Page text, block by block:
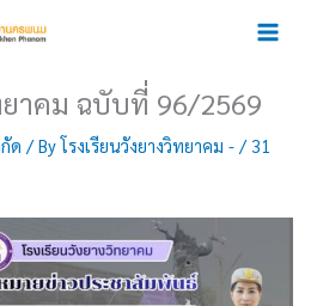
ยาคม ฉบับที่ 96/2569
ด / Byโรงเรียนวังยางวิทยาคม - / 31